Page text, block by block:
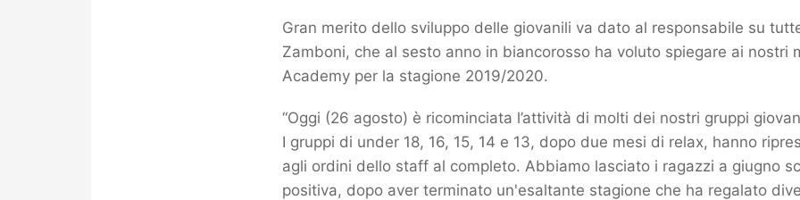
Gran merito dello sviluppo delle giovanili va dato al responsabile su
Zamboni, che al sesto anno in biancorosso ha voluto spiegare ai nostri
Academy per la stagione 2019/2020.
“Oggi (26 agosto) è ricominciata l’attività di molti dei nostri gruppi
I gruppi di under 18, 16, 15, 14 e 13, dopo due mesi di relax, hanno
agli ordini dello staff al completo. Abbiamo lasciato i ragazzi a giugno
positiva, dopo aver terminato un'esaltante stagione che ha regalato